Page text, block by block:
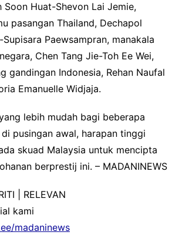
Soon Huat-Shevon Lai Jemie,
pasangan Thailand, Dechapol
Paewsampran, manakala
Chen Tang Jie-Toh Ee Wei,
gandingan Indonesia, Rehan Naufal
Emanuelle Widjaja.
lebih mudah bagi beberapa
pusingan awal, harapan tinggi
skuad Malaysia untuk mencipta
berprestij ini. – MADANINEWS
| RELEVAN
kami
madaninews